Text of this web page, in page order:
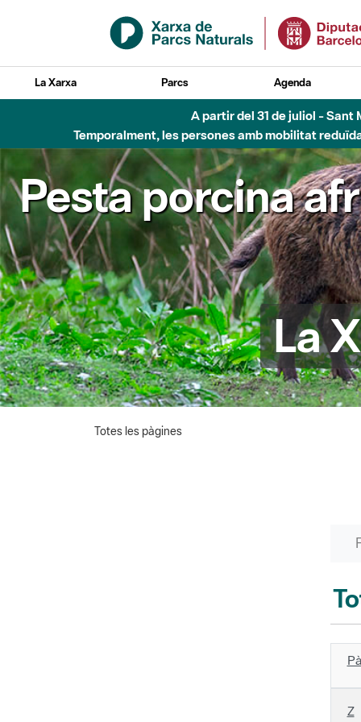
Salta al contingut principal
La Xarxa Parcs Agenda
A partir del 31 de juliol -
Temporalment, les persones amb mobilitat
Pesta porcina
La
Totes les pàgines
Z